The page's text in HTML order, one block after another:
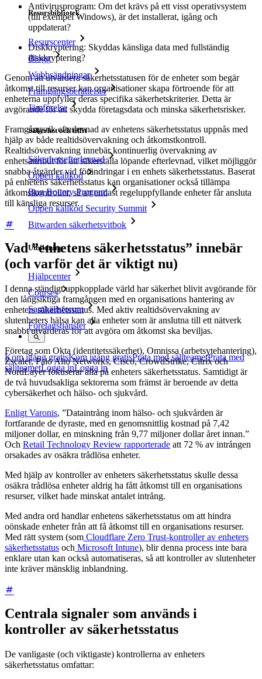
Resursbibliotek
Resurscenter
Blogg
Webbsändningar
Framgångsberättelser
Jämförelse
Säkerhet och tillit
Säkerhetsefterlevnad
Öppen källkod
Bug Bounty Program
Öppen källkod Security Summit
Bitwarden säkerhetsvitbok
Utbildning
Hjälpcenter
Courses
Samhällsforum
Företagstjänster
Kom igång gratisKom igång gratisPrata med säljteametPrata med
säljteametLogga inLogga in
Antivirusprogram: Om det krävs på ett visst operativsystem
(till exempel Windows), är det installerat, igång och
uppdaterat?
Diskkryptering: Skyddas känsliga data med fullständig
diskkryptering?
Genom att utvärdera säkerhetsstatusen för de enheter som begär
åtkomst till resurser kan organisationer skapa förtroende för att
enheterna uppfyller deras specifika säkerhetskriterier. Detta är
avgörande för att skydda företagsdata och minska säkerhetsrisker.
Framgångsrik efterlevnad av enhetens säkerhetsstatus uppnås med
hjälp av både realtidsövervakning och åtkomstkontroll.
Realtidsövervakning innebär kontinuerlig övervakning av
enhetsattribut för att säkerställa löpande efterlevnad, vilket möjliggör
snabba åtgärder vid förändringar i en enhets säkerhetsstatus. Baserat
på enhetens säkerhetsstatus kan organisationer också tillämpa
åtkomstkontroller, så att endast regeluppfyllande enheter får ansluta
till känsliga resurser.
Vad ”enhetens säkerhetsstatus” innebär
(och varför det är viktigt nu)
I denna ständigt uppkopplade värld har säkerhet blivit avgörande för
den långsiktiga framgången med en organisations hantering av
enheters säkerhetsstatus. Med aktiv realtidsövervakning av
slutenheters hälsa kan alla enheter som är anslutna till ett nätverk
snabbt utvärderas för att avgöra om åtkomst ska beviljas.
Företag som Okta (identitetssäkerhet), Omnissa (arbetsytehantering),
Zscaler, Palo Alto Networks, Cisco, CrowdStrike, Citrix och
NordLayer fokuserar alla på enheters säkerhetsstatus. Samtidigt är
de två huvudsakliga sektorerna som främst är beroende av detta
cybersäkerhet och hälso- och sjukvård.
Enligt Varonis, ”Dataintrång inom hälso- och sjukvården är
fortfarande de dyraste, med en genomsnittlig kostnad på 7,42
miljoner dollar, en minskning från 9,77 miljoner dollar året innan.”
Och Retail Technology Review rapporterade att 72 % av intrången
orsakades av osäkra trådlösa enheter.
Med hjälp av kontroller av enheters säkerhetsstatus skulle dessa
osäkra trådlösa enheter aldrig ha fått åtkomst till en organisations
resurser, vilket hade minskat antalet intrång.
Med andra ord handlar enhetens säkerhetsstatus om att hindra
oönskade enheter från att få åtkomst till en organisations resurser.
Med rätt system (som Cloudflare Zero Trust-kontroller av enheters
säkerhetsstatus och Microsoft Intune), blir denna process inte bara
enklare utan kan också automatiseras, så att kontroller av slutenheter
inte kräver mänsklig inblandning.
Centrala signaler som används i
kontroller av säkerhetsstatus
De vanligaste (och viktigaste) kontrollerna av enheters
säkerhetsstatus omfattar: